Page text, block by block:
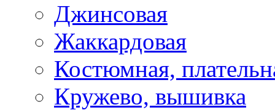
Джинсовая
Жаккардовая
Костюмная,
Кружево, вышивка